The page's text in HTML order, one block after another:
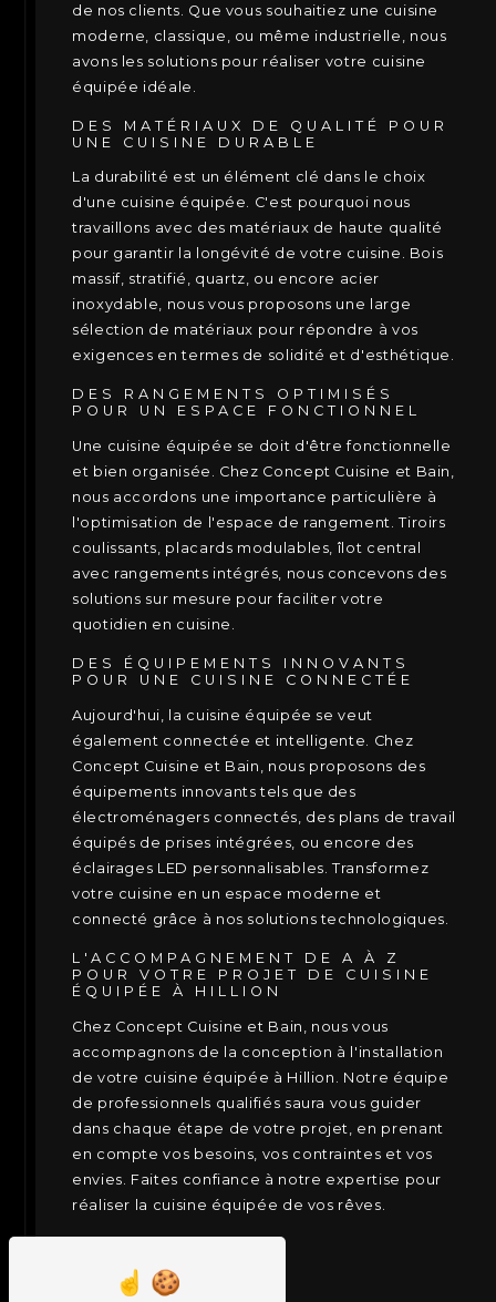
de nos clients. Que vous souhaitiez une cuisine
moderne, classique, ou même industrielle, nous
avons les solutions pour réaliser votre cuisine
équipée idéale.
DES MATÉRIAUX DE QUALITÉ POUR
UNE CUISINE DURABLE
La durabilité est un élément clé dans le choix
d'une cuisine équipée. C'est pourquoi nous
travaillons avec des matériaux de haute qualité
pour garantir la longévité de votre cuisine. Bois
massif, stratifié, quartz, ou encore acier
inoxydable, nous vous proposons une large
sélection de matériaux pour répondre à vos
exigences en termes de solidité et d'esthétique.
DES RANGEMENTS OPTIMISÉS
POUR UN ESPACE FONCTIONNEL
Une cuisine équipée se doit d'être fonctionnelle
et bien organisée. Chez Concept Cuisine et Bain,
nous accordons une importance particulière à
l'optimisation de l'espace de rangement. Tiroirs
coulissants, placards modulables, îlot central
avec rangements intégrés, nous concevons des
solutions sur mesure pour faciliter votre
quotidien en cuisine.
DES ÉQUIPEMENTS INNOVANTS
POUR UNE CUISINE CONNECTÉE
Aujourd'hui, la cuisine équipée se veut
également connectée et intelligente. Chez
Concept Cuisine et Bain, nous proposons des
équipements innovants tels que des
électroménagers connectés, des plans de travail
équipés de prises intégrées, ou encore des
éclairages LED personnalisables. Transformez
votre cuisine en un espace moderne et
connecté grâce à nos solutions technologiques.
L'ACCOMPAGNEMENT DE A À Z
POUR VOTRE PROJET DE CUISINE
ÉQUIPÉE À HILLION
Chez Concept Cuisine et Bain, nous vous
accompagnons de la conception à l'installation
de votre cuisine équipée à Hillion. Notre équipe
de professionnels qualifiés saura vous guider
dans chaque étape de votre projet, en prenant
en compte vos besoins, vos contraintes et vos
envies. Faites confiance à notre expertise pour
réaliser la cuisine équipée de vos rêves.